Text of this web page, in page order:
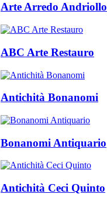
Arte Arredo Andriollo
ABC Arte Restauro
Antichità Bonanomi
Bonanomi Antiquario
Antichità Ceci Quinto